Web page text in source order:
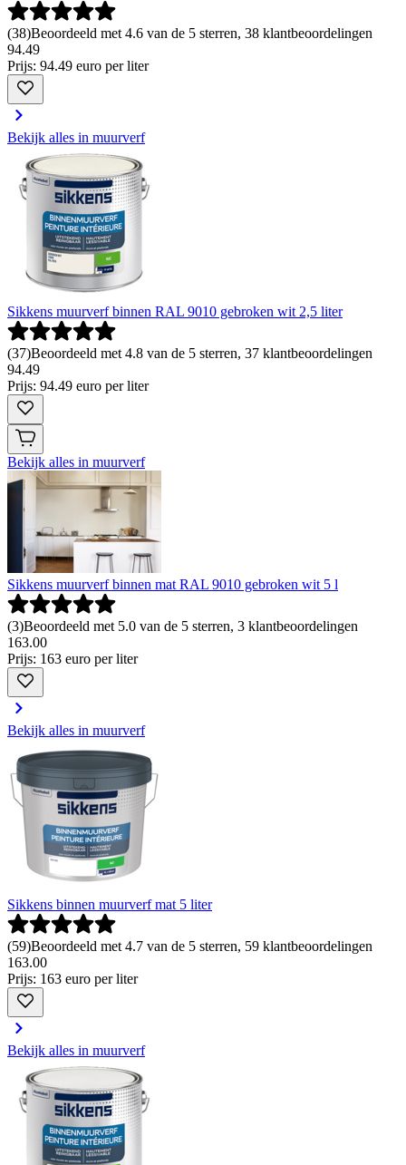
(38)Beoordeeld met 4.6 van de 5 sterren, 38 klantbeoordelingen
94.49
Prijs: 94.49 euro per liter
Bekijk alles in muurverf
Sikkens muurverf binnen RAL 9010 gebroken wit 2,5 liter
(37)Beoordeeld met 4.8 van de 5 sterren, 37 klantbeoordelingen
94.49
Prijs: 94.49 euro per liter
Bekijk alles in muurverf
Sikkens muurverf binnen mat RAL 9010 gebroken wit 5 l
(3)Beoordeeld met 5.0 van de 5 sterren, 3 klantbeoordelingen
163.00
Prijs: 163 euro per liter
Bekijk alles in muurverf
Sikkens binnen muurverf mat 5 liter
(59)Beoordeeld met 4.7 van de 5 sterren, 59 klantbeoordelingen
163.00
Prijs: 163 euro per liter
Bekijk alles in muurverf